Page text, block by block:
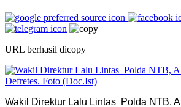
URL berhasil dicopy
Wakil Direktur Lalu Lintas Polda NTB,